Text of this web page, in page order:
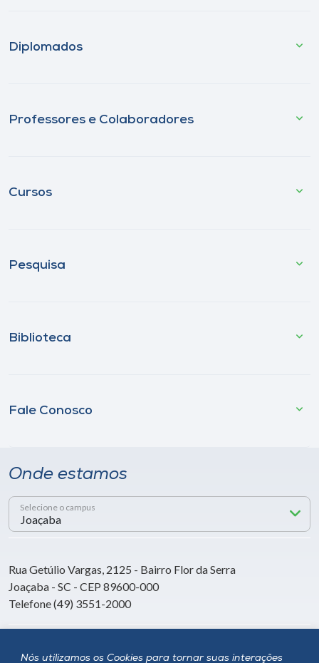
Nós utilizamos os Cookies para tornar suas interações
Diplomados
Professores e Colaboradores
Cursos
Pesquisa
Biblioteca
Fale Conosco
Onde estamos
Selecione o campus
Rua Getúlio Vargas, 2125 - Bairro Flor da Serra
Joaçaba - SC - CEP 89600-000
Telefone (49) 3551-2000
Siga a Unoesc